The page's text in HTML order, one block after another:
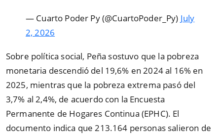
— Cuarto Poder Py (@CuartoPoder_Py) July
2, 2026
Sobre política social, Peña sostuvo que la pobreza
monetaria descendió del 19,6% en 2024 al 16% en
2025, mientras que la pobreza extrema pasó del
3,7% al 2,4%, de acuerdo con la Encuesta
Permanente de Hogares Continua (EPHC). El
documento indica que 213.164 personas salieron de